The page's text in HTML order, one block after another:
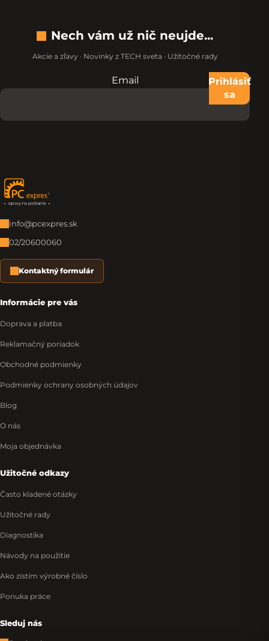
Nech vám už nič neujde...
Akcie a zľavy · Novinky z TECH sveta · Užitočné rady
Nevypĺňajte toto pole:
Email
Prihlásiť
sa
Zápätie
info@pcexpres.sk
02/20600060
Kontaktný formulár
Informácie pre vás
Doprava a platba
Reklamačný poriadok
Obchodné podmienky
Podmienky ochrany osobných údajov
Blog
O nás
Moja objednávka
Užitočné odkazy
Často kladené otázky
Užitočné rady
Diagnostika
Návody na použitie
Ako zistím výrobné číslo
Ponuka práce
Sleduj nás